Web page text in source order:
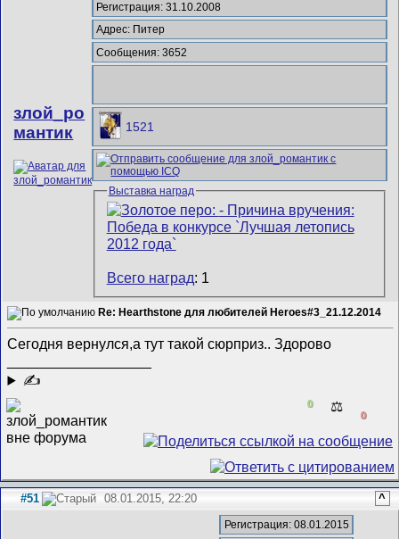
злой_ро
мантик
Регистрация: 31.10.2008
Адрес: Питер
Сообщения: 3652
1521
Выставка наград
Всего наград: 1
Re: Hearthstone для любителей Heroes#3_21.12.2014
Сегодня вернулся,а тут такой сюрприз.. Здорово
✍
0 ⚖️
0
#51 08.01.2015, 22:20 ^
Регистрация: 08.01.2015